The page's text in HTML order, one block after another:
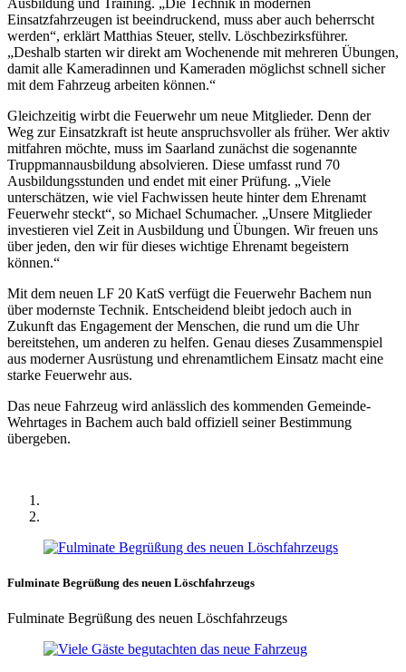
Einsatzfahrzeugen ist beeindruckend, muss aber auch beherrscht
werden“, erklärt Matthias Steuer, stellv. Löschbezirksführer.
„Deshalb starten wir direkt am Wochenende mit mehreren Übungen,
damit alle Kameradinnen und Kameraden möglichst schnell sicher
mit dem Fahrzeug arbeiten können.“
Gleichzeitig wirbt die Feuerwehr um neue Mitglieder. Denn der
Weg zur Einsatzkraft ist heute anspruchsvoller als früher. Wer aktiv
mitfahren möchte, muss im Saarland zunächst die sogenannte
Truppmannausbildung absolvieren. Diese umfasst rund 70
Ausbildungsstunden und endet mit einer Prüfung. „Viele
unterschätzen, wie viel Fachwissen heute hinter dem Ehrenamt
Feuerwehr steckt“, so Michael Schumacher. „Unsere Mitglieder
investieren viel Zeit in Ausbildung und Übungen. Wir freuen uns
über jeden, den wir für dieses wichtige Ehrenamt begeistern
können.“
Mit dem neuen LF 20 KatS verfügt die Feuerwehr Bachem nun
über modernste Technik. Entscheidend bleibt jedoch auch in
Zukunft das Engagement der Menschen, die rund um die Uhr
bereitstehen, um anderen zu helfen. Genau dieses Zusammenspiel
aus moderner Ausrüstung und ehrenamtlichem Einsatz macht eine
starke Feuerwehr aus.
Das neue Fahrzeug wird anlässlich des kommenden Gemeinde-
Wehrtages in Bachem auch bald offiziell seiner Bestimmung
übergeben.
Fulminate Begrüßung des neuen Löschfahrzeugs
Fulminate Begrüßung des neuen Löschfahrzeugs